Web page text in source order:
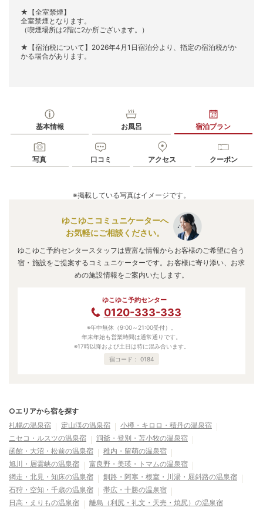
★【全室禁煙】
全室禁煙となります。
（喫煙場所は2階に2か所ございます。）
★【宿泊税について】2026年4月1日宿泊分より、指定の宿泊税がか
かる場合があります。
基本情報 お風呂 宿泊プラン
写真 口コミ アクセス クーポン
※掲載している写真はイメージです。
ゆこゆこコミュニケーターへ
お気軽にご相談ください。
ゆこゆこ予約センタースタッフは豊富な情報からお客様のご希望に合う
宿・施設をご提案するコミュニケーターです。お客様に寄り添い、お求
めの施設情報をご案内いたします。
ゆこゆこ予約センター
0120-333-333
※年中無休（9:00～21:00受付）。
年末年始も営業時間は通常通りです。
※17時以降および土日は特に混み合います。
宿コード： 0184
○エリアから宿を探す
札幌の温泉宿
定山渓の温泉宿
小樽・キロロ・積丹の温泉宿
ニセコ・ルスツの温泉宿
洞爺・登別・苫小牧の温泉宿
函館・大沼・松前の温泉宿
稚内・留萌の温泉宿
旭川・層雲峡の温泉宿
富良野・美瑛・トマムの温泉宿
網走・北見・知床の温泉宿
釧路・阿寒・根室・川湯・屈斜路の温泉宿
石狩・空知・千歳の温泉宿
帯広・十勝の温泉宿
日高・えりもの温泉宿
離島（利尻・礼文・天売・焼尻）の温泉宿